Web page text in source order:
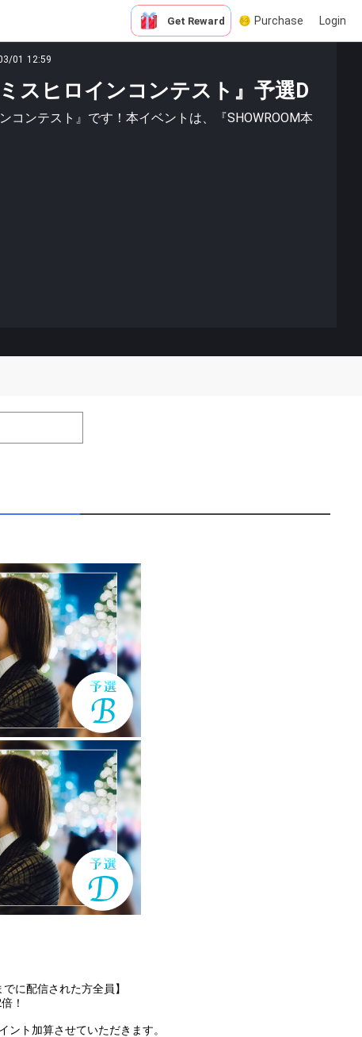
Get Reward Purchase Login
01 12:59
スヒロインコンテスト』予選D
コンテスト』です！本イベントは、『SHOWROOM本
に配信された方全員】
！
ト加算させていただきます。